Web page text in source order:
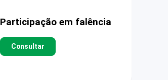
Participação em falência
Consultar